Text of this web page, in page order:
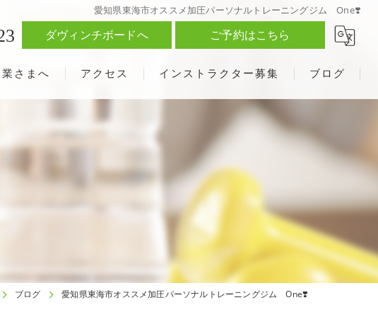
愛知県東海市オススメ加圧パーソナルトレーニングジム One❣️
ダヴィンチボードへ ご予約はこちら
さまへ アクセス インストラクター募集 ブログ
ブログ 愛知県東海市オススメ加圧パーソナルトレーニングジム One❣️